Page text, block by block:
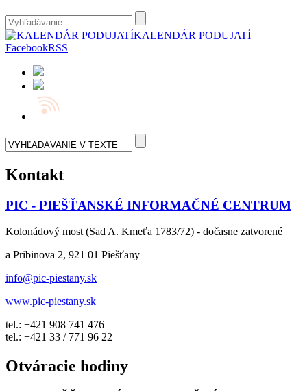
KALENDÁR PODUJATÍ
FacebookRSS
Kontakt
PIC - PIEŠŤANSKÉ INFORMAČNÉ CENTRUM
Kolonádový most (Sad A. Kmeťa 1783/72) - dočasne zatvorené
a Pribinova 2, 921 01 Piešťany
info@pic-piestany.sk
www.pic-piestany.sk
tel.: +421 908 741 476
tel.: +421 33 / 771 96 22
Otváracie hodiny